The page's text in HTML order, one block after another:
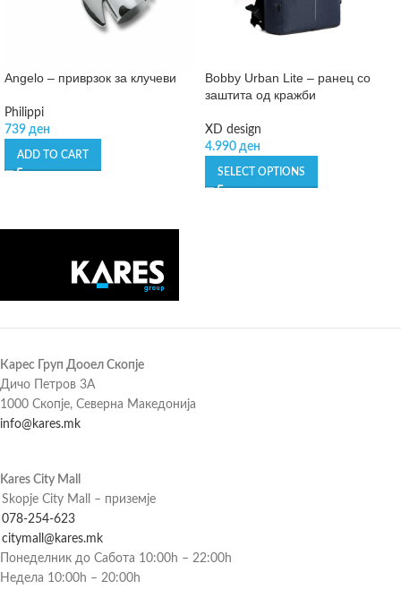
Angelo – приврзок за клучеви
Philippi
739 ден
ADD TO CART
Bobby Urban Lite – ранец со
заштита од кражби
XD design
4.990 ден
SELECT OPTIONS
Карес Груп Дооел Скопје
Дичо Петров 3А
1000 Скопје, Северна Македонија
info@kares.mk
Kares City Mall
Skopje City Mall – приземје
078-254-623
citymall@kares.mk
Понеделник до Сабота 10:00h – 22:00h
Недела 10:00h – 20:00h